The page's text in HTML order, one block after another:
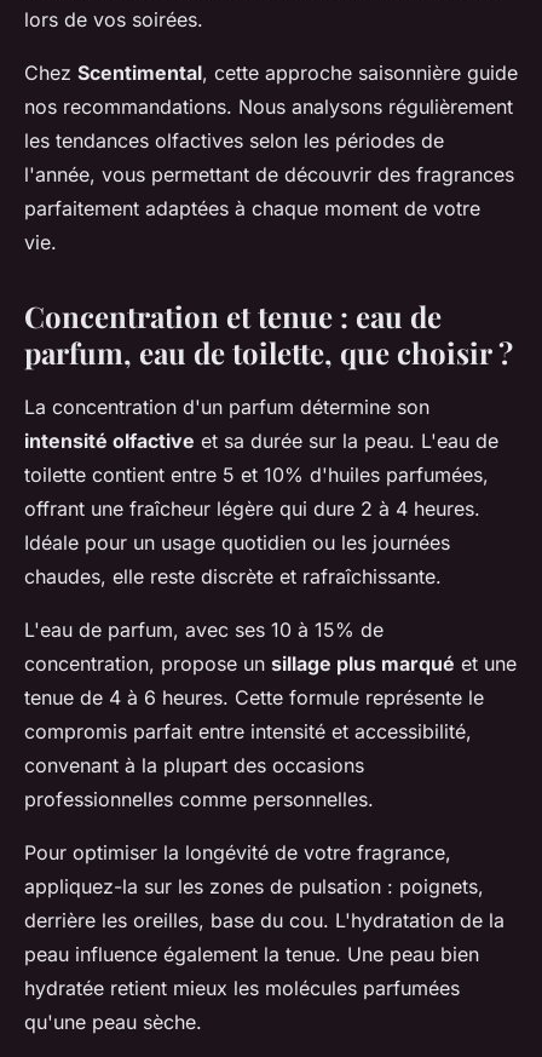
lors de vos soirées.
Chez Scentimental, cette approche saisonnière guide
nos recommandations. Nous analysons régulièrement
les tendances olfactives selon les périodes de
l'année, vous permettant de découvrir des fragrances
parfaitement adaptées à chaque moment de votre
vie.
Concentration et tenue : eau de
parfum, eau de toilette, que choisir ?
La concentration d'un parfum détermine son
intensité olfactive et sa durée sur la peau. L'eau de
toilette contient entre 5 et 10% d'huiles parfumées,
offrant une fraîcheur légère qui dure 2 à 4 heures.
Idéale pour un usage quotidien ou les journées
chaudes, elle reste discrète et rafraîchissante.
L'eau de parfum, avec ses 10 à 15% de
concentration, propose un sillage plus marqué et une
tenue de 4 à 6 heures. Cette formule représente le
compromis parfait entre intensité et accessibilité,
convenant à la plupart des occasions
professionnelles comme personnelles.
Pour optimiser la longévité de votre fragrance,
appliquez-la sur les zones de pulsation : poignets,
derrière les oreilles, base du cou. L'hydratation de la
peau influence également la tenue. Une peau bien
hydratée retient mieux les molécules parfumées
qu'une peau sèche.